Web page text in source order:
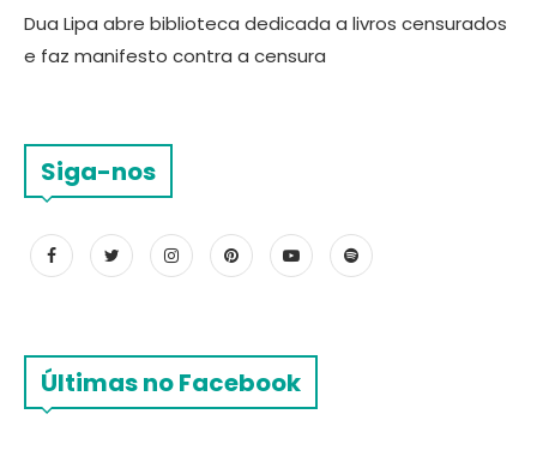
Dua Lipa abre biblioteca dedicada a livros censurados
e faz manifesto contra a censura
Siga-nos
Últimas no Facebook